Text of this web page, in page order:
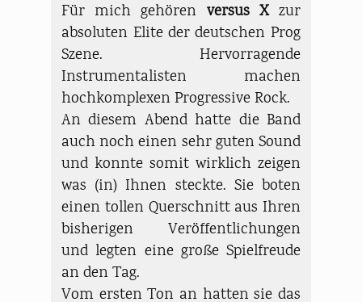
Für mich gehören versus Xzur
absoluten Elite der deutschen Prog
Szene. Hervorragende
Instrumentalisten machen
hochkomplexen Progressive Rock.
An diesem Abend hatte die Band
auch noch einen sehr guten Sound
und konnte somit wirklich zeigen
was (in) Ihnen steckte. Sie boten
einen tollen Querschnitt aus Ihren
bisherigen Veröffentlichungen
und legten eine große Spielfreude
an den Tag.
Vom ersten Ton an hatten sie das